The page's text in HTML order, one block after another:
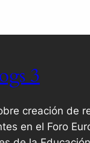
3
creación de
en el Foro